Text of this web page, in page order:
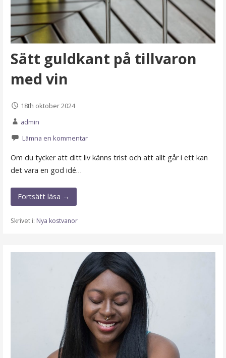
Sätt guldkant på tillvaron
med vin
18th oktober 2024
admin
Lämna en kommentar
Om du tycker att ditt liv känns trist och att allt går i ett kan
det vara en god idé…
Fortsätt läsa →
Skrivet i: Nya kostvanor